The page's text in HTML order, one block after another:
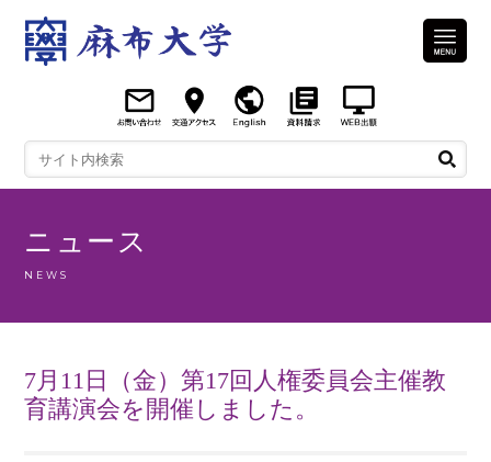
ニュース
NEWS
7月11日（金）第17回人権委員会主催教
育講演会を開催しました。